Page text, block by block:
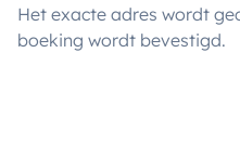
Het exacte adres wordt
boeking wordt bevestigd.